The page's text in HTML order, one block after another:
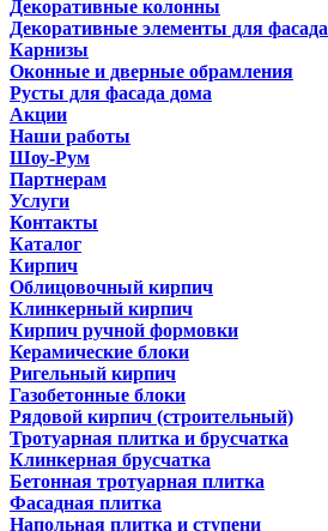
Декоративные колонны
Декоративные элементы для фасада
Карнизы
Оконные и дверные обрамления
Русты для фасада дома
Акции
Наши работы
Шоу-Рум
Партнерам
Услуги
Контакты
Каталог
Кирпич
Облицовочный кирпич
Клинкерный кирпич
Кирпич ручной формовки
Керамические блоки
Ригельный кирпич
Газобетонные блоки
Рядовой кирпич (строительный)
Тротуарная плитка и брусчатка
Клинкерная брусчатка
Бетонная тротуарная плитка
Фасадная плитка
Напольная плитка и ступени